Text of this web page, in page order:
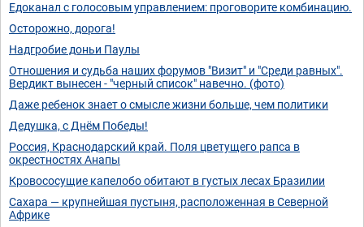
Едоканал с голосовым управлением: проговорите комбинацию.
Осторожно, дорога!
Надгробие доньи Паулы
Отношения и судьба наших форумов "Визит" и "Среди равных".
Вердикт вынесен - "черный список" навечно. (фото)
Даже ребенок знает о смысле жизни больше, чем политики
Дедушка, с Днём Победы!
Россия, Краснодарский край. Поля цветущего рапса в
окрестностях Анапы
Кровососущие капелобо обитают в густых лесах Бразилии
Сахара — крупнейшая пустыня, расположенная в Северной
Африке